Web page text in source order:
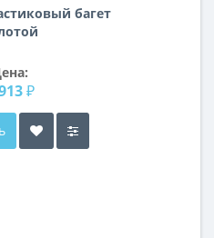
багет
₽